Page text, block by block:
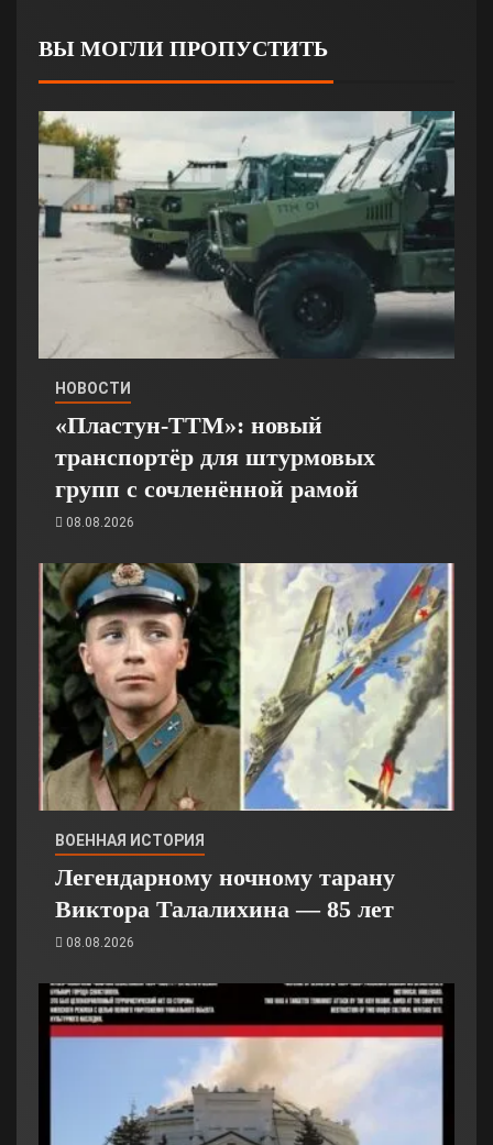
ВЫ МОГЛИ ПРОПУСТИТЬ
НОВОСТИ
«Пластун-ТТМ»: новый
транспортёр для штурмовых
групп с сочленённой рамой
08.08.2026
ВОЕННАЯ ИСТОРИЯ
Легендарному ночному тарану
Виктора Талалихина — 85 лет
08.08.2026